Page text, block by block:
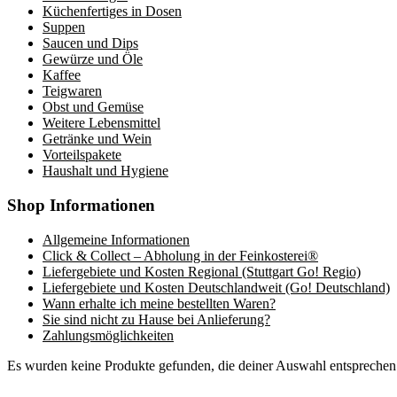
Küchenfertiges in Dosen
Suppen
Saucen und Dips
Gewürze und Öle
Kaffee
Teigwaren
Obst und Gemüse
Weitere Lebensmittel
Getränke und Wein
Vorteilspakete
Haushalt und Hygiene
Shop Informationen
Allgemeine Informationen
Click & Collect – Abholung in der Feinkosterei®
Liefergebiete und Kosten Regional (Stuttgart Go! Regio)
Liefergebiete und Kosten Deutschlandweit (Go! Deutschland)
Wann erhalte ich meine bestellten Waren?
Sie sind nicht zu Hause bei Anlieferung?
Zahlungsmöglichkeiten
Es wurden keine Produkte gefunden, die deiner Auswahl